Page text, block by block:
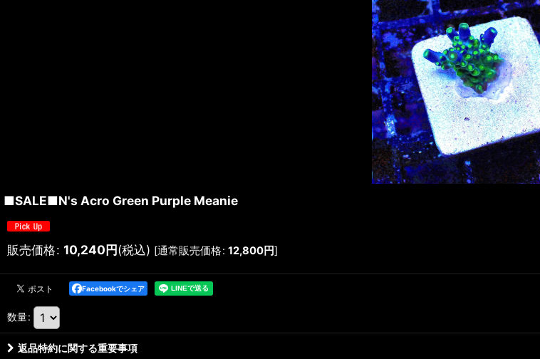
■SALE■N's Acro Green Purple Meanie
販売価格: 10,240円(税込) [通常販売価格: 12,800円]
Facebookでシェア
数量:
返品特約に関する重要事項